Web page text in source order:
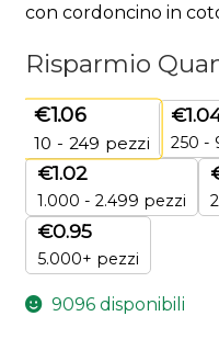
con cordoncino in
Risparmio
€1.06
10 - 249 pezzi
€
250 -
€1.02
1.000 - 2.499 pezzi
€0.95
5.000+ pezzi
9096 disponibili